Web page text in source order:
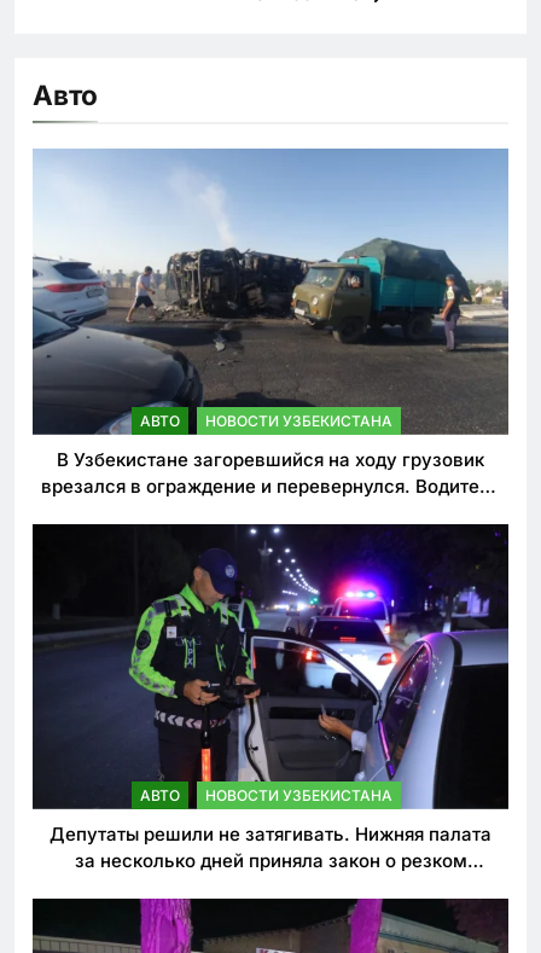
Авто
АВТО НОВОСТИ УЗБЕКИСТАНА
В Узбекистане загоревшийся на ходу грузовик
врезался в ограждение и перевернулся. Водитель
АВТО НОВОСТИ УЗБЕКИСТАНА
Депутаты решили не затягивать. Нижняя палата
за несколько дней приняла закон о резком